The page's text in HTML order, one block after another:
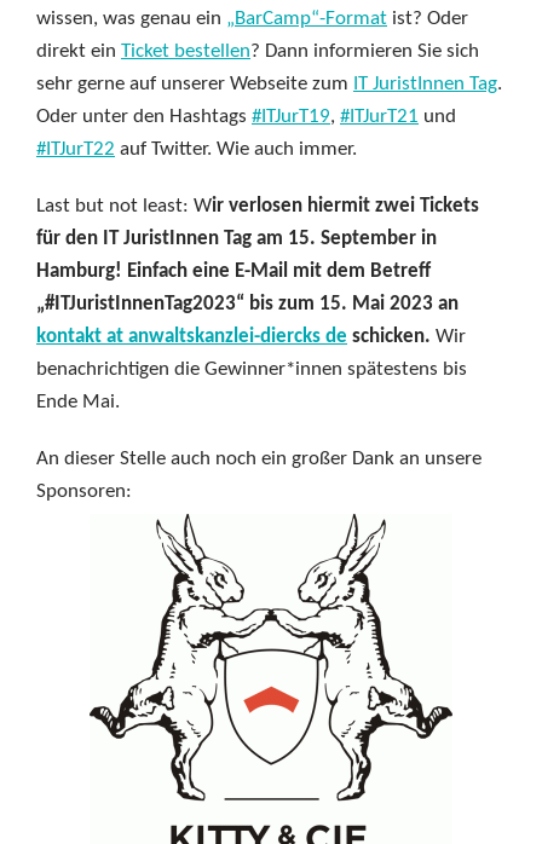
wissen, was genau ein „BarCamp“-Format ist? Oder
direkt ein Ticket bestellen? Dann informieren Sie sich
sehr gerne auf unserer Webseite zum IT JuristInnen Tag.
Oder unter den Hashtags #ITJurT19, #ITJurT21 und
#ITJurT22 auf Twitter. Wie auch immer.
Last but not least: Wir verlosen hiermit zwei Tickets
für den IT JuristInnen Tag am 15. September in
Hamburg! Einfach eine E-Mail mit dem Betreff
„#ITJuristInnenTag2023“ bis zum 15. Mai 2023 an
kontakt at anwaltskanzlei-diercks de schicken. Wir
benachrichtigen die Gewinner*innen spätestens bis
Ende Mai.
An dieser Stelle auch noch ein großer Dank an unsere
Sponsoren: